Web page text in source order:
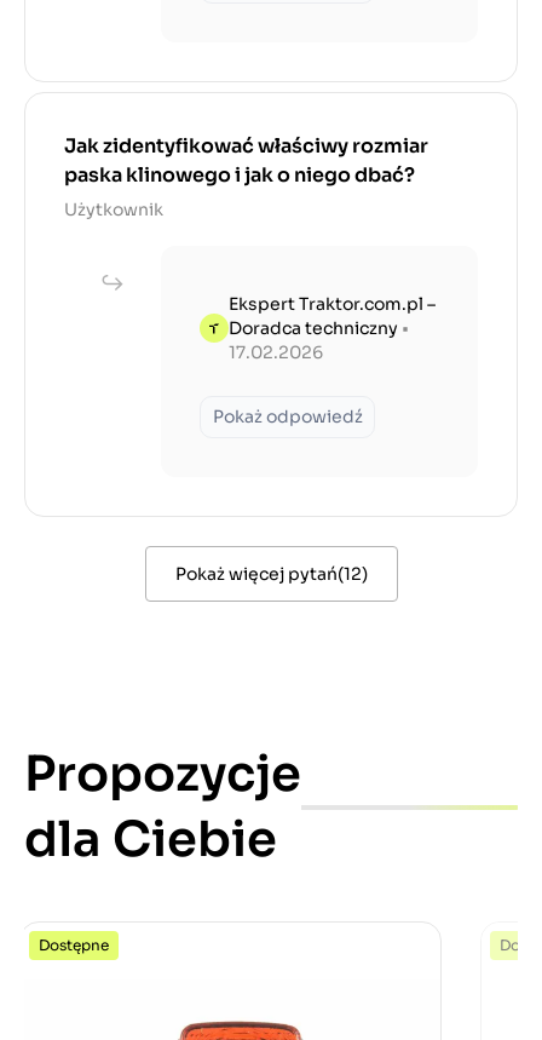
Jak zidentyfikować właściwy rozmiar
paska klinowego i jak o niego dbać?
Użytkownik
Ekspert Traktor.com.pl –
Doradca techniczny •
17.02.2026
Pokaż odpowiedź
Pokaż więcej pytań(12)
Propozycje
dla Ciebie
Dostępne